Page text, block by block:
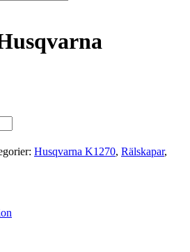
Husqvarna K1270, Rälskapar,